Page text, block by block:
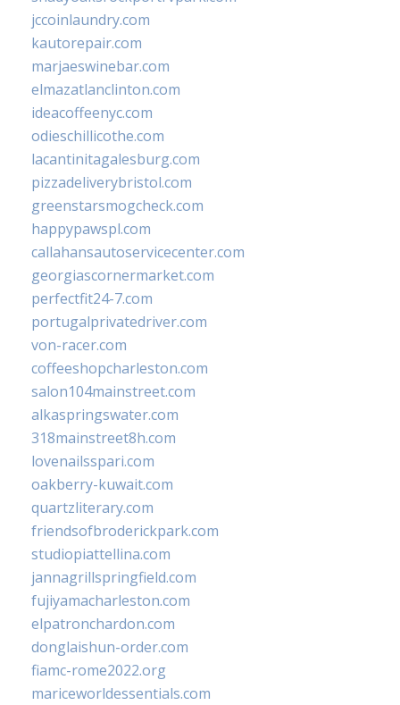
jccoinlaundry.com
kautorepair.com
marjaeswinebar.com
elmazatlanclinton.com
ideacoffeenyc.com
odieschillicothe.com
lacantinitagalesburg.com
pizzadeliverybristol.com
greenstarsmogcheck.com
happypawspl.com
callahansautoservicecenter.com
georgiascornermarket.com
perfectfit24-7.com
portugalprivatedriver.com
von-racer.com
coffeeshopcharleston.com
salon104mainstreet.com
alkaspringswater.com
318mainstreet8h.com
lovenailsspari.com
oakberry-kuwait.com
quartzliterary.com
friendsofbroderickpark.com
studiopiattellina.com
jannagrillspringfield.com
fujiyamacharleston.com
elpatronchardon.com
donglaishun-order.com
fiamc-rome2022.org
mariceworldessentials.com